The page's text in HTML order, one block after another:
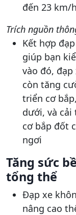
đến 23 km/
Trích nguồn
Kết hợp
giúp bạn
vào đó,
còn tăng
triển cơ
dưới, và cải
cơ bắp đốt
ngơi​
Tăng sức
tổng thể
Đạp xe
nâng cao